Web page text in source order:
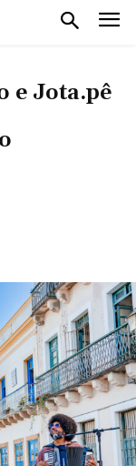
e Jota.pê